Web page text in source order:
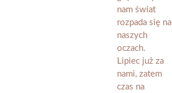
Lipiec już za
nami, zatem
czas na